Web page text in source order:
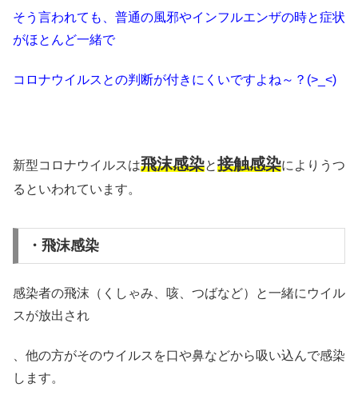
そう言われても、普通の風邪やインフルエンザの時と症状
がほとんど一緒で
コロナウイルスとの判断が付きにくいですよね～？(>_<)
新型コロナウイルスは飛沫感染と接触感染によりうつ
るといわれています。
・飛沫感染
感染者の飛沫（くしゃみ、咳、つばなど）と一緒にウイル
スが放出され
、他の方がそのウイルスを口や鼻などから吸い込んで感染
します。